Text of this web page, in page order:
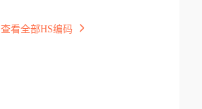
查看全部HS编码